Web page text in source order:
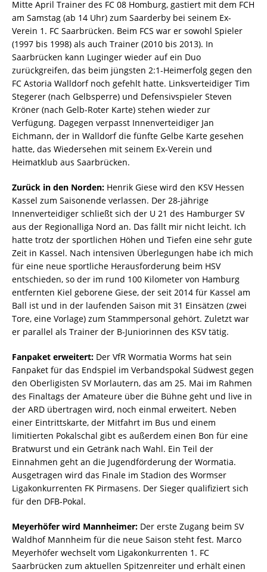
Mitte April Trainer des FC 08 Homburg, gastiert mit dem FCH
am Samstag (ab 14 Uhr) zum Saarderby bei seinem Ex-
Verein 1. FC Saarbrücken. Beim FCS war er sowohl Spieler
(1997 bis 1998) als auch Trainer (2010 bis 2013). In
Saarbrücken kann Luginger wieder auf ein Duo
zurückgreifen, das beim jüngsten 2:1-Heimerfolg gegen den
FC Astoria Walldorf noch gefehlt hatte. Linksverteidiger Tim
Stegerer (nach Gelbsperre) und Defensivspieler Steven
Kröner (nach Gelb-Roter Karte) stehen wieder zur
Verfügung. Dagegen verpasst Innenverteidiger Jan
Eichmann, der in Walldorf die fünfte Gelbe Karte gesehen
hatte, das Wiedersehen mit seinem Ex-Verein und
Heimatklub aus Saarbrücken.
Zurück in den Norden: Henrik Giese wird den KSV Hessen
Kassel zum Saisonende verlassen. Der 28-jährige
Innenverteidiger schließt sich der U 21 des Hamburger SV
aus der Regionalliga Nord an. Das fällt mir nicht leicht. Ich
hatte trotz der sportlichen Höhen und Tiefen eine sehr gute
Zeit in Kassel. Nach intensiven Überlegungen habe ich mich
für eine neue sportliche Herausforderung beim HSV
entschieden, so der im rund 100 Kilometer von Hamburg
entfernten Kiel geborene Giese, der seit 2014 für Kassel am
Ball ist und in der laufenden Saison mit 31 Einsätzen (zwei
Tore, eine Vorlage) zum Stammpersonal gehört. Zuletzt war
er parallel als Trainer der B-Juniorinnen des KSV tätig.
Fanpaket erweitert: Der VfR Wormatia Worms hat sein
Fanpaket für das Endspiel im Verbandspokal Südwest gegen
den Oberligisten SV Morlautern, das am 25. Mai im Rahmen
des Finaltags der Amateure über die Bühne geht und live in
der ARD übertragen wird, noch einmal erweitert. Neben
einer Eintrittskarte, der Mitfahrt im Bus und einem
limitierten Pokalschal gibt es außerdem einen Bon für eine
Bratwurst und ein Getränk nach Wahl. Ein Teil der
Einnahmen geht an die Jugendförderung der Wormatia.
Ausgetragen wird das Finale im Stadion des Wormser
Ligakonkurrenten FK Pirmasens. Der Sieger qualifiziert sich
für den DFB-Pokal.
Meyerhöfer wird Mannheimer: Der erste Zugang beim SV
Waldhof Mannheim für die neue Saison steht fest. Marco
Meyerhöfer wechselt vom Ligakonkurrenten 1. FC
Saarbrücken zum aktuellen Spitzenreiter und erhält einen